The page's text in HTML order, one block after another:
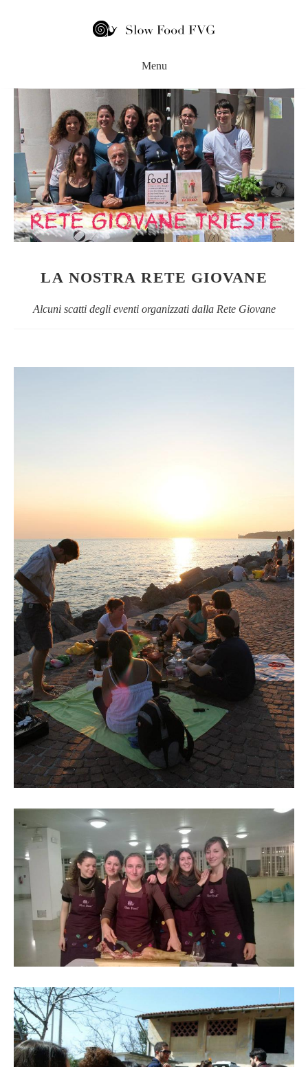
LA NOSTRA RETE GIOVANE
Alcuni scatti degli eventi organizzati dalla Rete Giovane